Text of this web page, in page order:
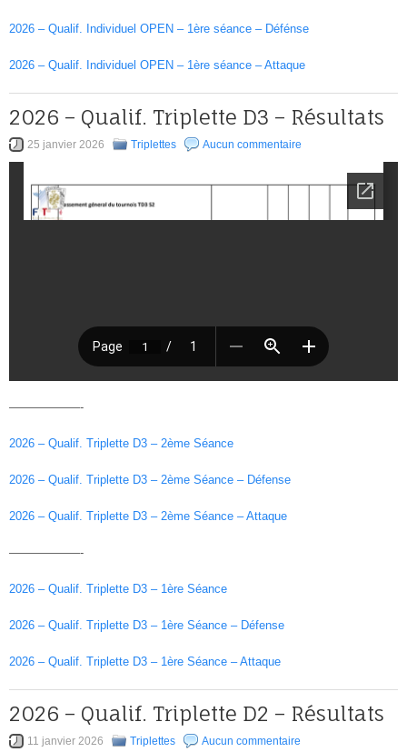
2026 – Qualif. Individuel OPEN – 1ère séance – Défénse
2026 – Qualif. Individuel OPEN – 1ère séance – Attaque
2026 – Qualif. Triplette D3 – Résultats
25 janvier 2026 Triplettes Aucun commentaire
——————-
2026 – Qualif. Triplette D3 – 2ème Séance
2026 – Qualif. Triplette D3 – 2ème Séance – Défense
2026 – Qualif. Triplette D3 – 2ème Séance – Attaque
——————-
2026 – Qualif. Triplette D3 – 1ère Séance
2026 – Qualif. Triplette D3 – 1ère Séance – Défense
2026 – Qualif. Triplette D3 – 1ère Séance – Attaque
2026 – Qualif. Triplette D2 – Résultats
11 janvier 2026 Triplettes Aucun commentaire